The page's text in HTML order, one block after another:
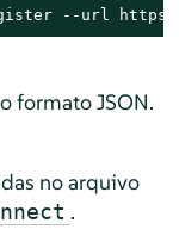
--url
formato JSON.
no arquivo
.